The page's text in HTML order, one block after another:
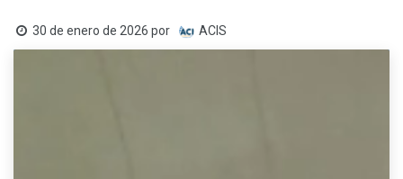
30 de enero de 2026 por ACIS